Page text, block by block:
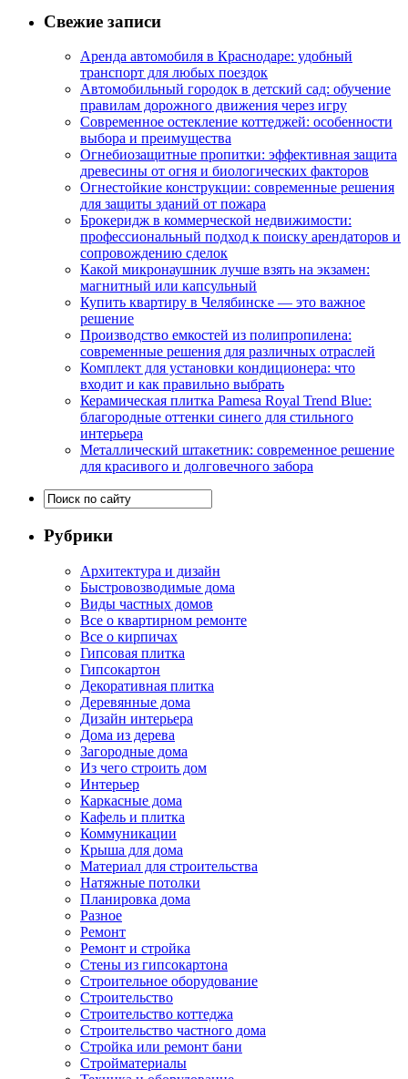
Свежие записи
Аренда автомобиля в Краснодаре: удобный
транспорт для любых поездок
Автомобильный городок в детский сад: обучение
правилам дорожного движения через игру
Современное остекление коттеджей: особенности
выбора и преимущества
Огнебиозащитные пропитки: эффективная защита
древесины от огня и биологических факторов
Огнестойкие конструкции: современные решения
для защиты зданий от пожара
Брокеридж в коммерческой недвижимости:
профессиональный подход к поиску арендаторов и
сопровождению сделок
Какой микронаушник лучше взять на экзамен:
магнитный или капсульный
Купить квартиру в Челябинске — это важное
решение
Производство емкостей из полипропилена:
современные решения для различных отраслей
Комплект для установки кондиционера: что
входит и как правильно выбрать
Керамическая плитка Pamesa Royal Trend Blue:
благородные оттенки синего для стильного
интерьера
Металлический штакетник: современное решение
для красивого и долговечного забора
Рубрики
Архитектура и дизайн
Быстровозводимые дома
Виды частных домов
Все о квартирном ремонте
Все о кирпичах
Гипсовая плитка
Гипсокартон
Декоративная плитка
Деревянные дома
Дизайн интерьера
Дома из дерева
Загородные дома
Из чего строить дом
Интерьер
Каркасные дома
Кафель и плитка
Коммуникации
Крыша для дома
Материал для строительства
Натяжные потолки
Планировка дома
Разное
Ремонт
Ремонт и стройка
Стены из гипсокартона
Строительное оборудование
Строительство
Строительство коттеджа
Строительство частного дома
Стройка или ремонт бани
Стройматериалы